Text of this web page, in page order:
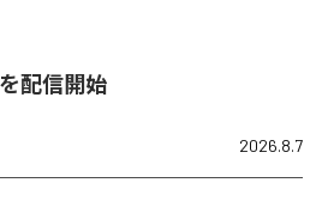
を配信開始
2026.8.7